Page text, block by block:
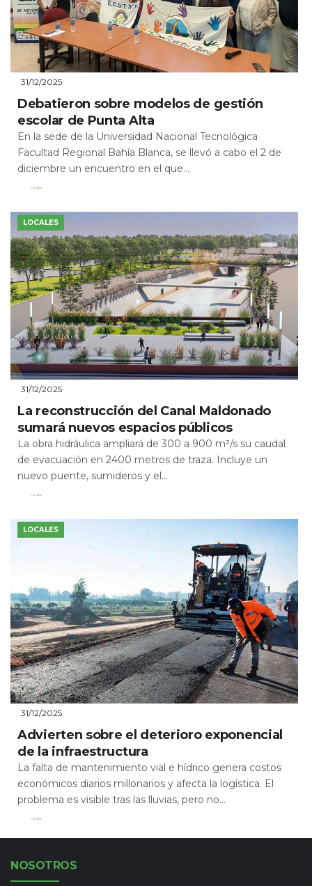
31/12/2025
Debatieron sobre modelos de gestión
escolar de Punta Alta
En la sede de la Universidad Nacional Tecnológica
Facultad Regional Bahía Blanca, se llevó a cabo el 2 de
diciembre un encuentro en el que...
Leer Más
LOCALES
31/12/2025
La reconstrucción del Canal Maldonado
sumará nuevos espacios públicos
La obra hidráulica ampliará de 300 a 900 m³/s su caudal
de evacuación en 2400 metros de traza. Incluye un
nuevo puente, sumideros y el...
Leer Más
LOCALES
31/12/2025
Advierten sobre el deterioro exponencial
de la infraestructura
La falta de mantenimiento vial e hídrico genera costos
económicos diarios millonarios y afecta la logística. El
problema es visible tras las lluvias, pero no...
Leer Más
NOSOTROS